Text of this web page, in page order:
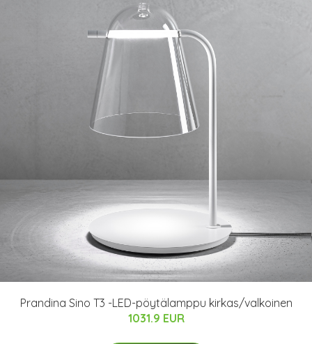
Prandina Sino T3 -LED-pöytälamppu kirkas/valkoinen
1031.9 EUR